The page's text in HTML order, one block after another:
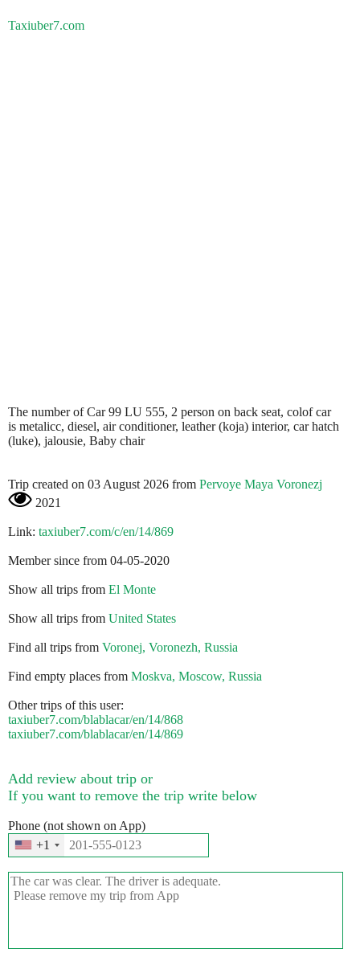
Taxiuber7.com
The number of Car 99 LU 555, 2 person on back seat, colof car
is metalicc, diesel, air conditioner, leather (koja) interior, car hatch
(luke), jalousie, Baby chair
Trip created on 03 August 2026 from Pervoye Maya Voronezj
2021
Link: taxiuber7.com/c/en/14/869
Member since from 04-05-2020
Show all trips from El Monte
Show all trips from United States
Find all trips from Voronej, Voronezh, Russia
Find empty places from Moskva, Moscow, Russia
Other trips of this user:
taxiuber7.com/blablacar/en/14/868
taxiuber7.com/blablacar/en/14/869
Add review about trip or
If you want to remove the trip write below
Phone (not shown on App)
+1